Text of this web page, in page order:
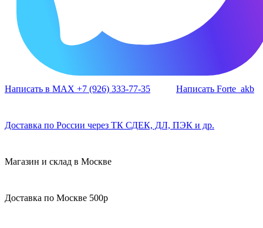
Написать в MAX +7 (926) 333-77-35 Написать Forte_akb
Доставка по России через ТК СДЕК, ДЛ, ПЭК и др.
Магазин и склад в Москве
Доставка по Москве 500р